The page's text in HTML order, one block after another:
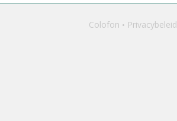
Colofon Privacybeleid